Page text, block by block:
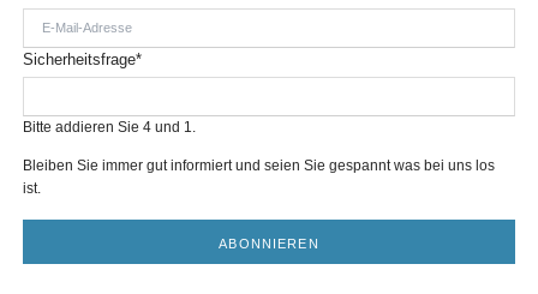
Adresse
Pflichtfeld
Sicherheitsfrage*
Bitte addieren Sie 4 und 1.
Bleiben Sie immer gut informiert und seien Sie gespannt was bei uns los
ist.
ABONNIEREN